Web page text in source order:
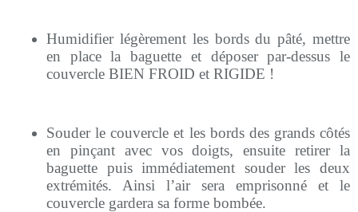
Humidifier légèrement les bords du pâté, mettre
en place la baguette et déposer par-dessus le
couvercle BIEN FROID et RIGIDE !
Souder le couvercle et les bords des grands côtés
en pinçant avec vos doigts, ensuite retirer la
baguette puis immédiatement souder les deux
extrémités. Ainsi l’air sera emprisonné et le
couvercle gardera sa forme bombée.